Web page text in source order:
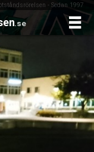
- Sedan 1997
.se